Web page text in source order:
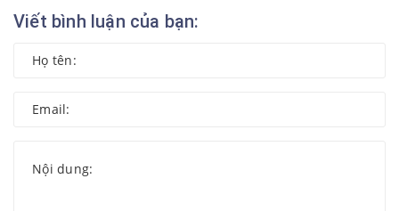
Viết bình luận của bạn: